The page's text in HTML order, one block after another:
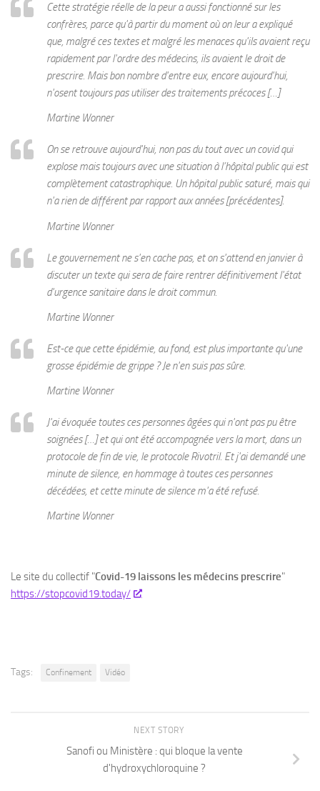
Cette stratégie réelle de la peur a aussi fonctionné sur les
confrères, parce qu'à partir du moment où on leur a expliqué
que, malgré ces textes et malgré les menaces qu'ils avaient reçu
rapidement par l'ordre des médecins, ils avaient le droit de
prescrire. Mais bon nombre d'entre eux, encore aujourd'hui,
n'osent toujours pas utiliser des traitements précoces […]
Martine Wonner
On se retrouve aujourd'hui, non pas du tout avec un covid qui
explose mais toujours avec une situation à l’hôpital public qui est
complètement catastrophique. Un hôpital public saturé, mais qui
n'a rien de différent par rapport aux années [précédentes].
Martine Wonner
Le gouvernement ne s'en cache pas, et on s'attend en janvier à
discuter un texte qui sera de faire rentrer définitivement l'état
d'urgence sanitaire dans le droit commun.
Martine Wonner
Est-ce que cette épidémie, au fond, est plus importante qu'une
grosse épidémie de grippe ? Je n'en suis pas sûre.
Martine Wonner
J'ai évoquée toutes ces personnes âgées qui n'ont pas pu être
soignées […] et qui ont été accompagnée vers la mort, dans un
protocole de fin de vie, le protocole Rivotril. Et j'ai demandé une
minute de silence, en hommage à toutes ces personnes
décédées, et cette minute de silence m'a été refusé.
Martine Wonner
Le site du collectif "Covid-19 laissons les médecins prescrire"
https://stopcovid19.today/
Tags: Confinement Vidéo
NEXT STORY
Sanofi ou Ministère : qui bloque la vente
d'hydroxychloroquine ?